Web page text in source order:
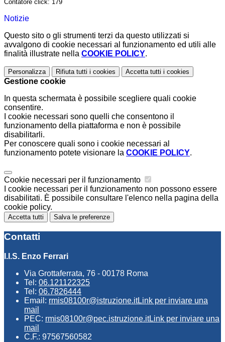
Contatore click: 179
Notizie
Questo sito o gli strumenti terzi da questo utilizzati si
avvalgono di cookie necessari al funzionamento ed utili alle
finalità illustrate nella COOKIE POLICY.
Personalizza Rifiuta tutti i cookies Accetta tutti i cookies
Gestione cookie
In questa schermata è possibile scegliere quali cookie
consentire.
I cookie necessari sono quelli che consentono il
funzionamento della piattaforma e non è possibile
disabilitarli.
Per conoscere quali sono i cookie necessari al
funzionamento potete visionare la COOKIE POLICY.
Cookie necessari per il funzionamento
I cookie necessari per il funzionamento non possono essere
disabilitati. È possibile consultare l'elenco nella pagina della
cookie policy.
Accetta tutti Salva le preferenze
Contatti
I.I.S. Enzo Ferrari
Via Grottaferrata, 76 - 00178 Roma
Tel: 06.121122325
Tel: 06.7826444
Email: rmis08100r@istruzione.itLink per inviare una
mail
PEC: rmis08100r@pec.istruzione.itLink per inviare una
mail
C.F.: 97567560582